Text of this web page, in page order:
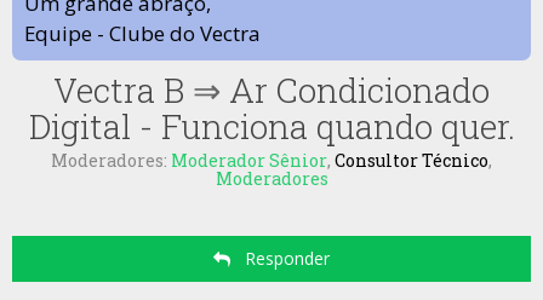
Equipe - Clube do Vectra
Vectra B ⇒ Ar Condicionado
Digital - Funciona quando quer.
Moderadores: Moderador Sênior, Consultor Técnico,
Moderadores
Responder